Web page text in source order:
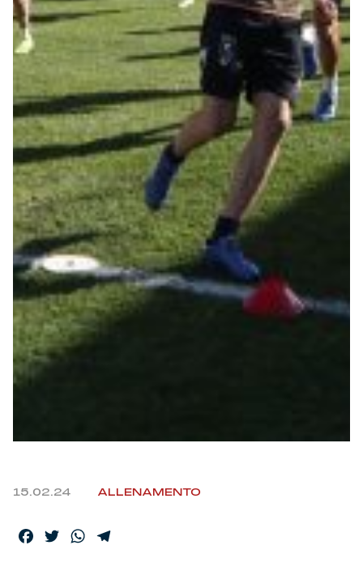
Robe di Kappa x Genoa
Vintage Collection
Red&Blue Voices
Kids
Accessori
Party
Outlet
Caffè Boasi x Genoa
Isolani x Genoa
Gift Card Online Store
Fortissimo batte il mio cuor
15.02.24 ALLENAMENTO
Facebook
TwitterWhatsApp